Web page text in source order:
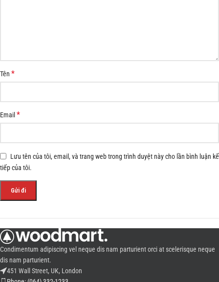
Tên *
Email*
Lưu tên của tôi, email, và trang web trong trình duyệt này cho lần bình luận kế
tiếp của tôi.
Condimentum adipiscing vel neque dis nam parturient orci at scelerisque neque
dis nam parturient.
451 Wall Street, UK, London